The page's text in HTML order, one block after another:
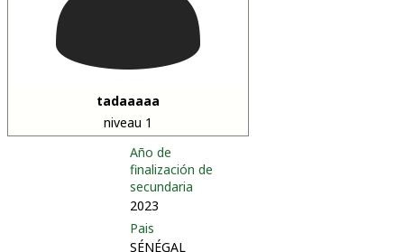
tadaaaaa
niveau 1
Año de
finalización de
secundaria
2023
Pais
SÉNÉGAL